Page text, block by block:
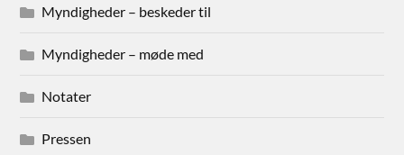
Myndigheder – beskeder til
Myndigheder – møde med
Notater
Pressen